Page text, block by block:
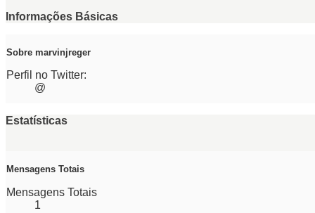
Informações Básicas
Sobre marvinjreger
Perfil no Twitter:
@
Estatísticas
Mensagens Totais
Mensagens Totais
1